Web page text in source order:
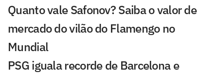
Quanto vale Safonov? Saiba o valor de
mercado do vilão do Flamengo no
Mundial
PSG iguala recorde de Barcelona e